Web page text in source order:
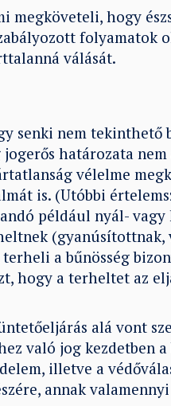
megköveteli, hogy
folyamatok
válását.
senki nem tekinthető
határozata
vélelme
is. (Utóbbi
például nyál-
a bűnösség
hogy a terheltet az
alá vont
való jog kezdetben
illetve a
annak